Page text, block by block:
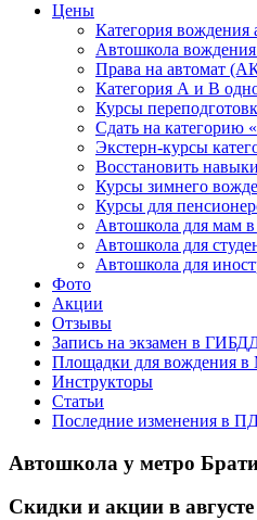
Цены
Категория вождения
Автошкола
Права на автомат
Категория А и В
Курсы
Сдать на категорию
Экстерн-курсы
Восстановить
Курсы зимнего
Курсы для
Автошкола для мам
Автошкола для
Автошкола для
Фото
Акции
Отзывы
Запись на экзамен в
Площадки для вождения в
Инструкторы
Статьи
Последние изменения в
Автошкола у метро
Скидки и акции в августе